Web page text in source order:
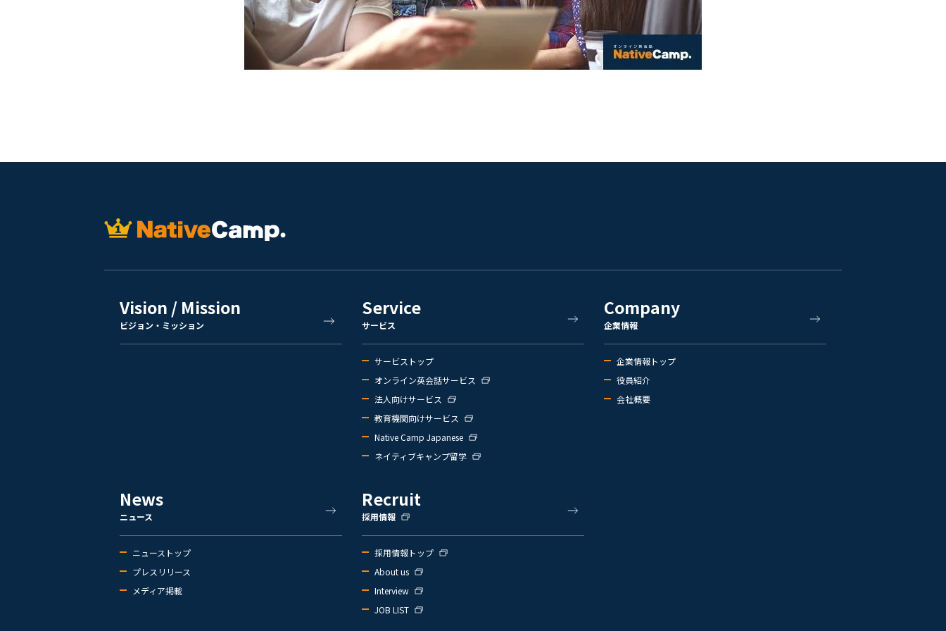
Vision / Mission
ビジョン・ミッション
Service
サービス
サービストップ
オンライン英会話サービス
法人向けサービス
教育機関向けサービス
Native Camp Japanese
ネイティブキャンプ留学
Company
企業情報
企業情報トップ
役員紹介
会社概要
News
ニュース
ニューストップ
プレスリリース
メディア掲載
Recruit
採用情報
採用情報トップ
About us
Interview
JOB LIST